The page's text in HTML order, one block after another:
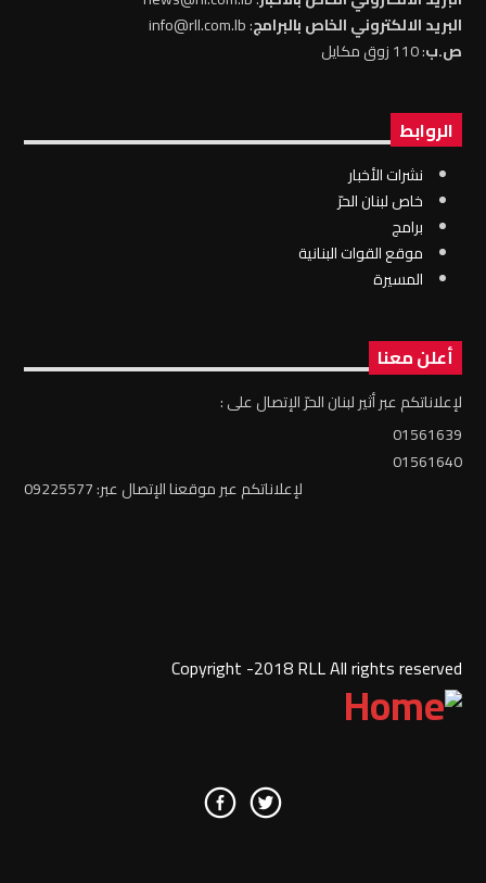
البريد الالكتروني الخاص بالبرامج: info@rll.com.lb
ص.ب: 110 زوق مكايل
الروابط
نشرات الأخبار
خاص لبنان الحرّ
برامج
موقع القوات البنانية
المسيرة
أعلن معنا
لإعلاناتكم عبر أثير لبنان الحرّ الإتصال على :
01561639
01561640
لإعلاناتكم عبر موقعنا الإتصال عبر: 09225577
Copyright -2018 RLL All rights reserved